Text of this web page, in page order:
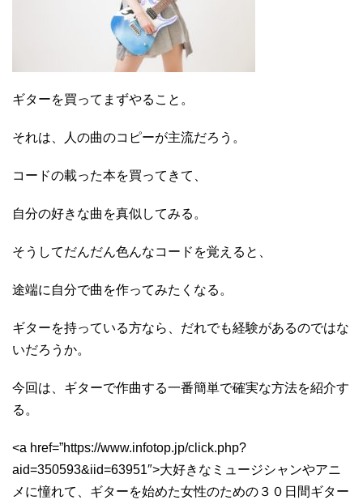
ギターを買ってまずやること。
それは、人の曲のコピーが主流だろう。
コードの載った本を買ってきて、
自分の好きな曲を真似してみる。
そうしてだんだん色んなコードを覚えると、
途端に自分で曲を作ってみたくなる。
ギターを持っている方なら、だれでも経験があるのではな
いだろうか。
今回は、ギターで作曲する一番簡単で確実な方法を紹介す
る。
<a href=”https://www.infotop.jp/click.php?
aid=350593&iid=63951″>大好きなミュージシャンやアニ
メに憧れて、ギターを始めた女性のための３０日間ギター